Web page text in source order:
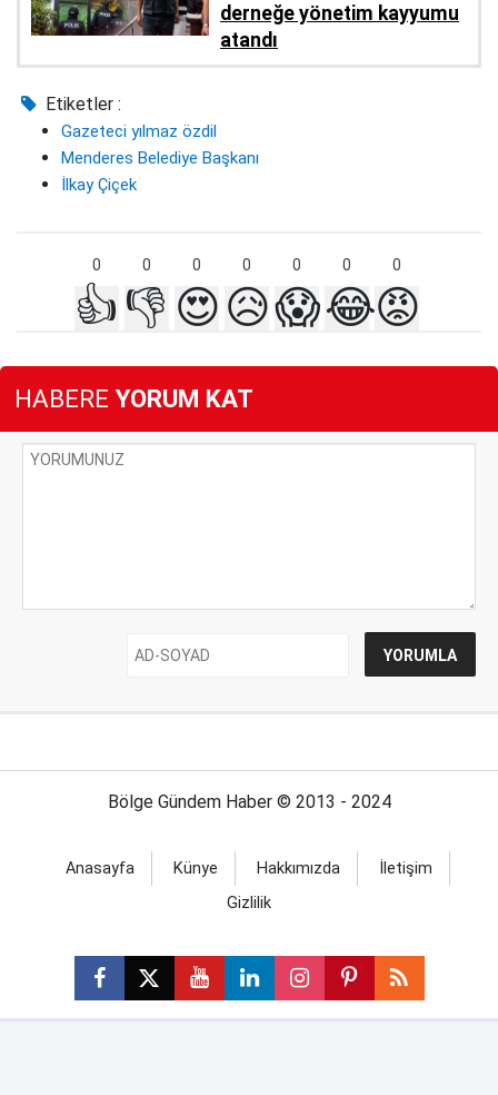
derneğe yönetim kayyumu
atandı
Etiketler :
Gazeteci yılmaz özdil
Menderes Belediye Başkanı
İlkay Çiçek
0 0 0 0 0 0 0
👍 👎 😍😥😱😂😡
HABERE YORUM KAT
Bölge Gündem Haber © 2013 - 2024
Anasayfa Künye Hakkımızda
İletişim
Gizlilik